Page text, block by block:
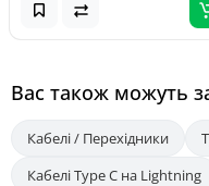
Вас також можуть
Кабелі / Перехідники
Кабелі Type C на Lightning